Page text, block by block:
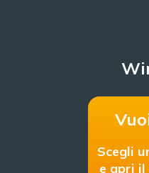
Scegli
e apri il